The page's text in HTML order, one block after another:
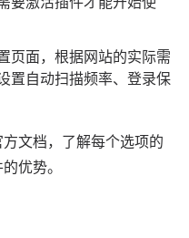
页面，根据网站的实际需
置自动扫描频率、登录保
文档，了解每个选项的
优势。